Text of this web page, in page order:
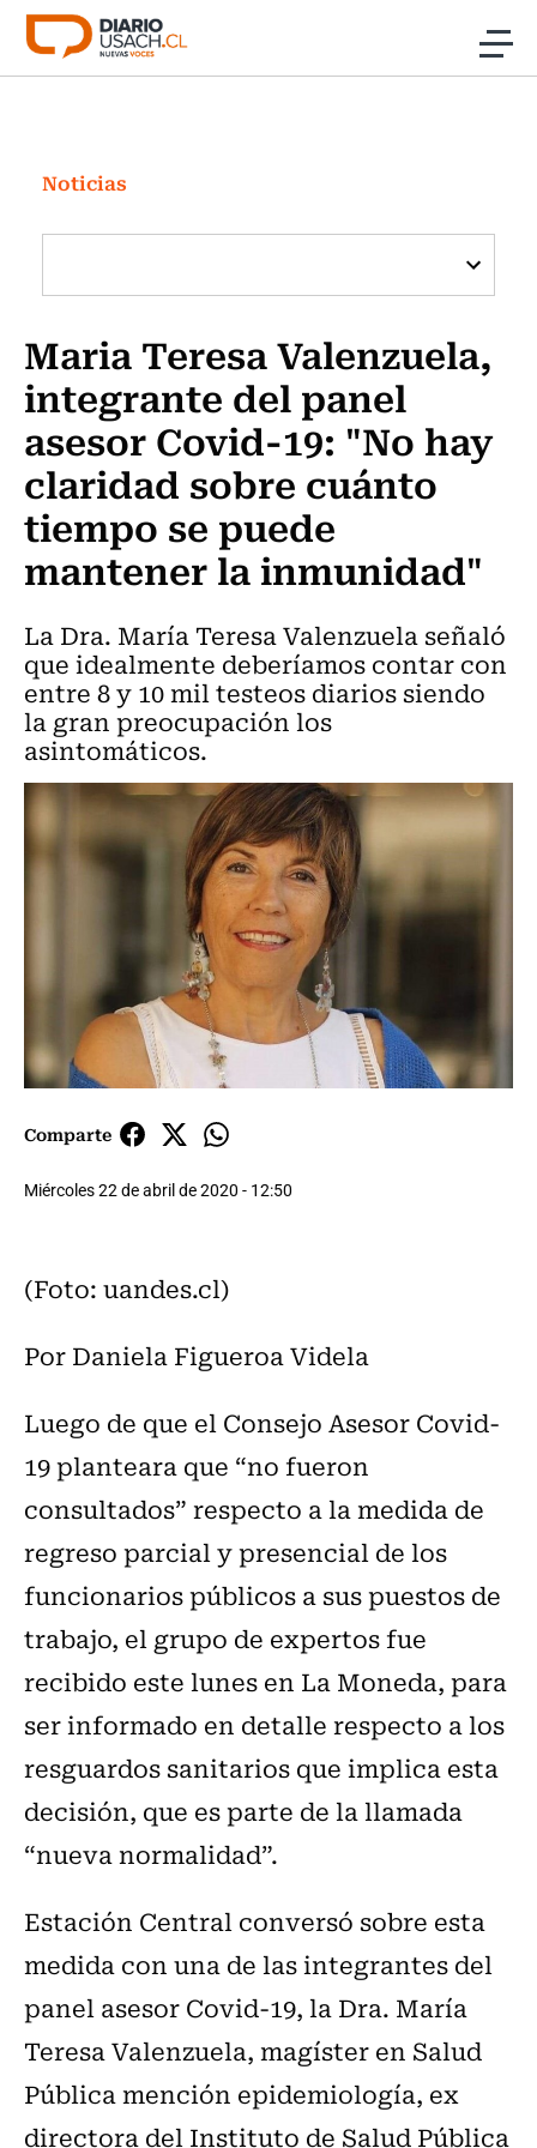
Click acá para ir directamente al contenido
Investigación
Cultura
Programas Radio y TV Usach
Noticias
Maria Teresa Valenzuela,
integrante del panel
asesor Covid-19: "No hay
claridad sobre cuánto
tiempo se puede
mantener la inmunidad"
La Dra. María Teresa Valenzuela señaló
que idealmente deberíamos contar con
entre 8 y 10 mil testeos diarios siendo
la gran preocupación los
asintomáticos.
Comparte
Miércoles 22 de abril de 2020 - 12:50
(Foto: uandes.cl)
Por Daniela Figueroa Videla
Luego de que el Consejo Asesor Covid-
19 planteara que “no fueron
consultados” respecto a la medida de
regreso parcial y presencial de los
funcionarios públicos a sus puestos de
trabajo, el grupo de expertos fue
recibido este lunes en La Moneda, para
ser informado en detalle respecto a los
resguardos sanitarios que implica esta
decisión, que es parte de la llamada
“nueva normalidad”.
Estación Central conversó sobre esta
medida con una de las integrantes del
panel asesor Covid-19, la Dra. María
Teresa Valenzuela, magíster en Salud
Pública mención epidemiología, ex
directora del Instituto de Salud Pública